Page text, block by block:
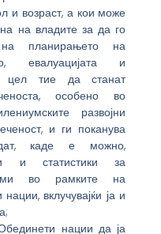
и возраст, а кои може
на владите за да го
на планирањето на
евалуацијата и
цел тие да станат
особено во
развојни
и ги поканува
каде е можно,
и статистики за
во рамките на
вклучувајќи ја и
нации да ја